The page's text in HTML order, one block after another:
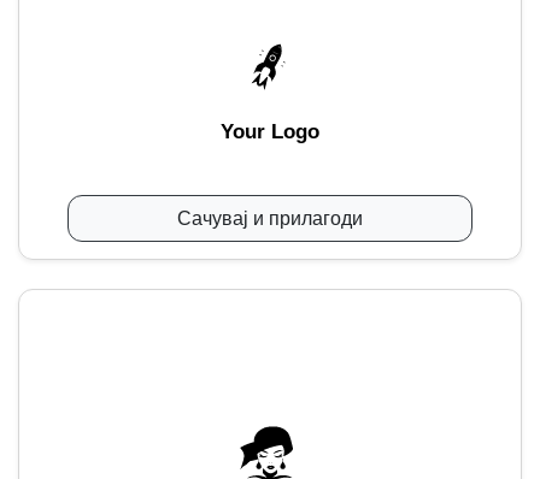
Your Logo
Сачувај и прилагоди